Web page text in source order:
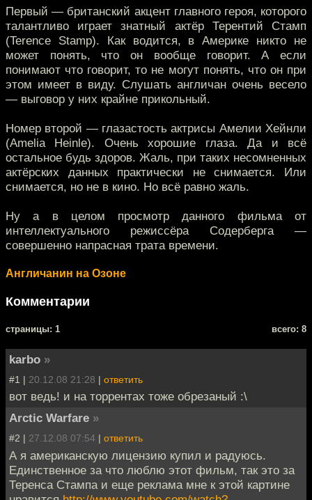
Первый — британский акцент главного героя, которого
талантливо играет знатный актёр Терентий Стамп
(Terence Stamp). Как водится, в Америке никто не
может понять, что он вообще говорит. А если
понимают что говорит, то не могут понять, что он при
этом имеет в виду. Слушать англичан очень весело
— выговор у них крайне прикольный.
Номер второй — глазастость актрисы Амелии Хейнли
(Amelia Heinle). Очень хорошие глаза. Да и всё
остальное будь здоров. Жаль, при таких несомненных
актёрских данных практически не снимается. Или
снимается, но не в кино. Но всё равно жаль.
Ну а в целом просмотр данного фильма от
интеллектуального режиссёра Содерберга —
совершенно напрасная трата времени.
Англичанин на Озоне
Комментарии
cтраницы: 1 всего: 8
karbo »
#1 | 20.12.08 21:28 | ответить
вот ведь! и на торрентах тоже обрезаный :\
Arctic Warfare »
#2 | 27.12.08 07:54 | ответить
А я американскую лицензию купил и радуюсь.
Единственное за что люблю этот фильм, так это за
Теренса Стампа и еще реклама мне к этой картине